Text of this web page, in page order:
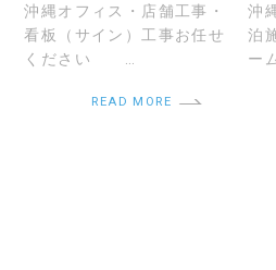
沖縄オフィス・店舗工事・
看板（サイン）工事お任せ
ください …
READ MORE
沖
泊
ー